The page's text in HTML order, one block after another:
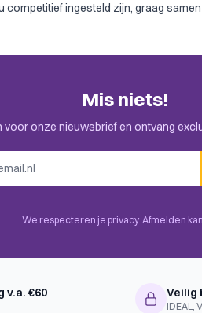
competitief ingesteld zijn, graag
Mis niets!
voor onze nieuwsbrief en ontvang
We respecteren je privacy. Afmelden
v.a. €60 Veilig
iDEAL,